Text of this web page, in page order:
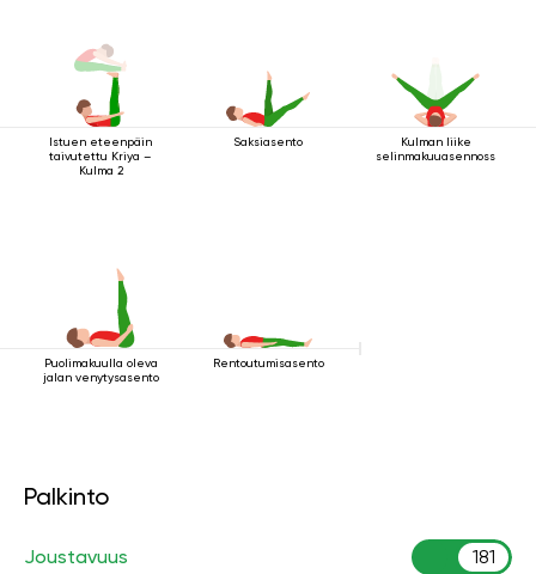
Istuen eteenpäin
taivutettu Kriya –
Kulma 2
Saksiasento
Kulman liike
selinmakuuasennossa
Puolimakuulla oleva
jalan venytysasento
Rentoutumisasento
Palkinto
Joustavuus 181